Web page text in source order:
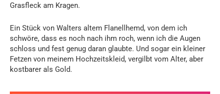
Grasfleck am Kragen.
Ein Stück von Walters altem Flanellhemd, von dem ich
schwöre, dass es noch nach ihm roch, wenn ich die Augen
schloss und fest genug daran glaubte. Und sogar ein kleiner
Fetzen von meinem Hochzeitskleid, vergilbt vom Alter, aber
kostbarer als Gold.